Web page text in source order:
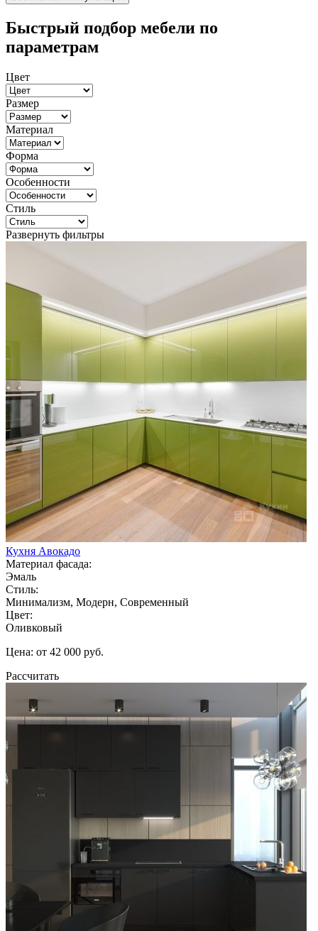
Быстрый подбор мебели по
параметрам
Цвет
Размер
Материал
Форма
Особенности
Стиль
Развернуть фильтры
Кухня Авокадо
Материал фасада:
Эмаль
Стиль:
Минимализм, Модерн, Современный
Цвет:
Оливковый
Цена: от 42 000 руб.
Рассчитать